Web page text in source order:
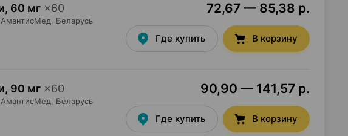
, 60 мг ×60
АмантисМед , Беларусь
72,67 — 85,38 р.
Где купить В корзину
, 90 мг ×60
АмантисМед , Беларусь
90,90 — 141,57 р.
Где купить В корзину